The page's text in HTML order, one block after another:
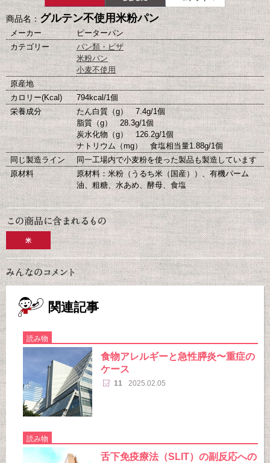
商品名：グルテン不使用米粉パン
メーカー
ピーターパン
カテゴリー
パン類・ピザ
米粉パン
小麦不使用
原産地
カロリー(Kcal)
794kcal/1個
栄養成分
たん白質（g） 7.4g/1個
脂質（g） 28.3g/1個
炭水化物（g） 126.2g/1個
ナトリウム（mg） 食塩相当量1.88g/1個
同じ製造ライン
同一工場内で小麦粉を使った製品も製造しています
原材料
原材料：米粉（うるち米（国産））、有機パーム
油、粗糖、水あめ、酵母、食塩
米
関連記事
読み物
食物アレルギーと急性膵炎〜重症の
ケース
11 2025.02.05
読み物
舌下免疫療法（SLIT）の副反応への